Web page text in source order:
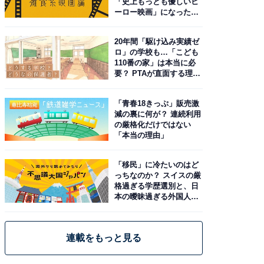
ーロー映画」になった理
20年間「駆け込み実績ゼ
ロ」の学校も…「こども
110番の家」は本当に必
要？ PTAが直面する理想
「青春18きっぷ」販売激
減の裏に何が？ 連続利用
の厳格化だけではない
「本当の理由」
「移民」に冷たいのはど
っちなのか？ スイスの厳
格過ぎる学歴選別と、日
本の曖昧過ぎる外国人政
連載をもっと見る